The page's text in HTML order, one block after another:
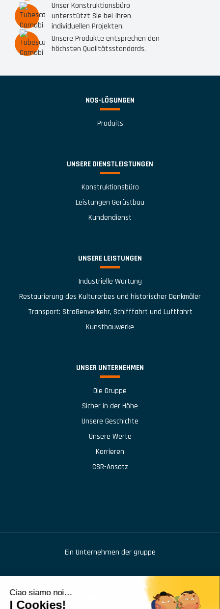
Unser Konstruktionsbüro
unterstützt Sie bei Ihren
individuellen Projekten.
Unsere Produkte entsprechen den
höchsten Qualitätsstandards.
NOS-LÖSUNGEN
Produits
UNSERE DIENSTLEISTUNGEN
Konstruktionsbüro
Leistungen Gerüstbau
Kundendienst
UNSERE LEISTUNGEN
Industrielle Wartung
Restaurierung des Kulturerbes und historischer Denkmäler
Transport: Straßenverkehr, Schifffahrt und Luftfahrt
Kunstbauwerke
UNSER UNTERNEHMEN
Die Gruppe
Sicher in der Höhe
Unsere Geschichte
Unsere Werte
Karrieren
CSR-Ansatz
Ein Unternehmen der gruppe